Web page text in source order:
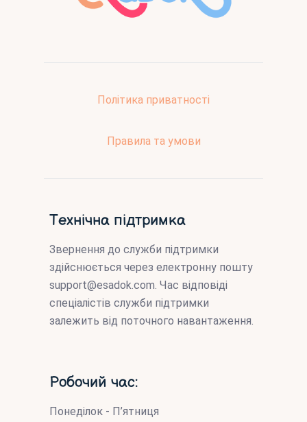
Політика приватності
Правила та умови
Технічна підтримка
Звернення до служби підтримки
здійснюється через електронну пошту
support@esadok.com. Час відповіді
спеціалістів служби підтримки
залежить від поточного навантаження.
Робочий час:
Понеділок - П’ятниця